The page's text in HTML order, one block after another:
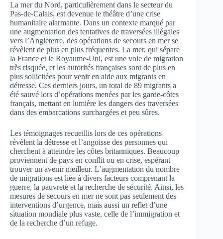
La mer du Nord, particulièrement dans le secteur du
Pas-de-Calais, est devenue le théâtre d’une crise
humanitaire alarmante. Dans un contexte marqué par
une augmentation des tentatives de traversées illégales
vers l’Angleterre, des opérations de secours en mer se
révèlent de plus en plus fréquentes. La mer, qui sépare
la France et le Royaume-Uni, est une voie de migration
très risquée, et les autorités françaises sont de plus en
plus sollicitées pour venir en aide aux migrants en
détresse. Ces derniers jours, un total de 89 migrants a
été sauvé lors d’opérations menées par les garde-côtes
français, mettant en lumière les dangers des traversées
dans des embarcations surchargées et peu sûres.
Les témoignages recueillis lors de ces opérations
révèlent la détresse et l’angoisse des personnes qui
cherchent à atteindre les côtes britanniques. Beaucoup
proviennent de pays en conflit ou en crise, espérant
trouver un avenir meilleur. L’augmentation du nombre
de migrations est liée à divers facteurs comprenant la
guerre, la pauvreté et la recherche de sécurité. Ainsi, les
mesures de secours en mer ne sont pas seulement des
interventions d’urgence, mais aussi un reflet d’une
situation mondiale plus vaste, celle de l’immigration et
de la recherche d’un refuge.